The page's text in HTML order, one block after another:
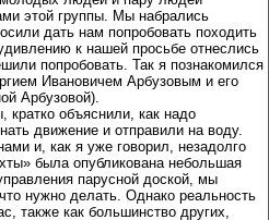
этой группы. Мы набрались
дать нам попробовать походить
к нашей просьбе отнеслись
попробовать. Так я познакомился
Ивановичем Арбузовым и его
Арбузовой).
объяснили, как надо
движение и отправили на воду.
и, как я уже говорил, незадолго
была опубликована небольшая
парусной доской, мы
нужно делать. Однако реальность
также как большинство других,